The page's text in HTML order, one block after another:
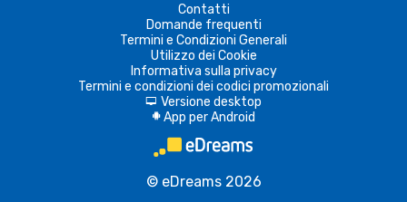
Contatti
Domande frequenti
Termini e Condizioni Generali
Utilizzo dei Cookie
Informativa sulla privacy
Termini e condizioni dei codici promozionali
d Versione desktop
A App per Android
© eDreams 2026